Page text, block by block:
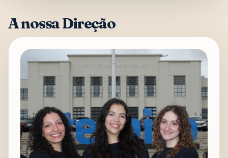
A nossa Direção